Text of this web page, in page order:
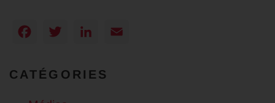
Facebook
TwitterLinkedIn
CATÉGORIES